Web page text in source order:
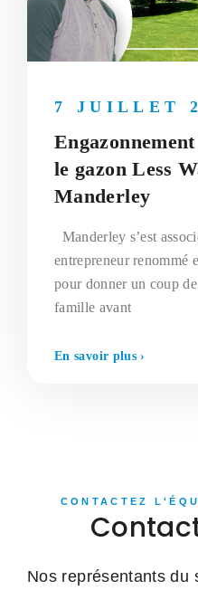
le gazon Less
Manderley
7 JUILLET
Manderley s’est
entrepreneur renommé
pour donner un coup
famille avant
En savoir plus ›
CONTACTEZ
Nos représentants du